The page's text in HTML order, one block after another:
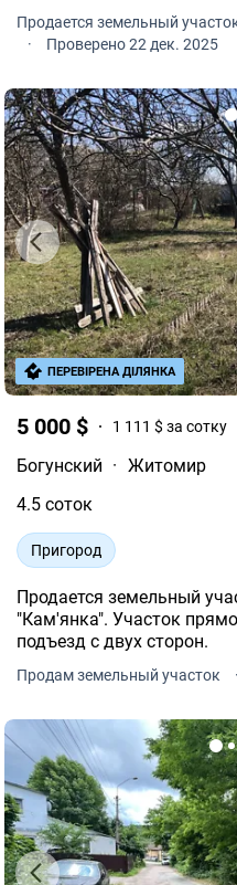
Продается земельный
·
Проверено 22 дек. 2025
5 000 $ 1 111 $ за сотку
Богунский · Житомир
4.5 соток
Пригород
Продается земельный
"Кам'янка". Участок
подъезд с двух сторон.
Продам земельный участок ·
ПЕРЕВІРЕНА ДІЛЯНКА